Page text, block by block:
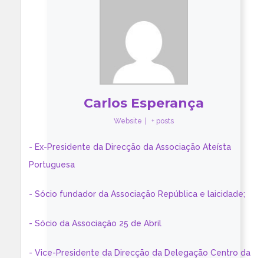
Carlos Esperança
Website + posts
- Ex-Presidente da Direcção da Associação Ateísta
Portuguesa
- Sócio fundador da Associação República e laicidade;
- Sócio da Associação 25 de Abril
- Vice-Presidente da Direcção da Delegação Centro da